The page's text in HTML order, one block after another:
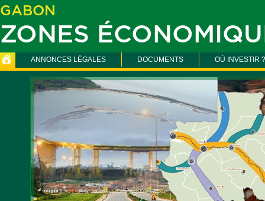
GABON
ZONES
ANNONCES LÉGALES DOCUMENTS OÙ INVESTIR ?